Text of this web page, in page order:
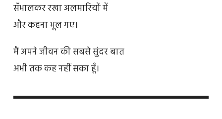
सँभालकर रखा अलमारियों में
और कहना भूल गए।
मैं अपने जीवन की सबसे सुंदर बात
अभी तक कह नहीं सका हूँ।